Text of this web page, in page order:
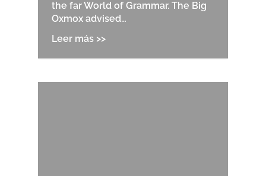
the far World of Grammar. The Big
Oxmox advised…